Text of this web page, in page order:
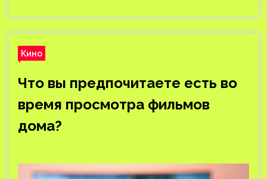
Кино
Что вы предпочитаете есть во
время просмотра фильмов
дома?